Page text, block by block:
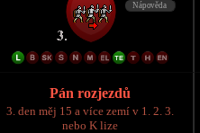
Pán rozjezdů
3. den měj 15 a více zemí v 1. 2. 3.
nebo K lize